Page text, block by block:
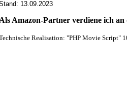
13.09.2023
Als Amazon-Partner verdiene ich
Realisation: "PHP Movie Script"